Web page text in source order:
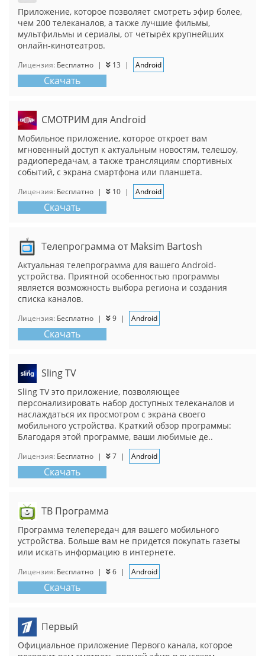
Приложение, которое позволяет смотреть эфир более,
чем 200 телеканалов, а также лучшие фильмы,
мультфильмы и сериалы, от четырёх крупнейших
онлайн-кинотеатров.
Лицензия: Бесплатно | 13 | Android
Скачать
СМОТРИМ для Android
Мобильное приложение, которое откроет вам
мгновенный доступ к актуальным новостям, телешоу,
радиопередачам, а также трансляциям спортивных
событий, с экрана смартфона или планшета.
Лицензия: Бесплатно | 10 | Android
Скачать
Телепрограмма от Maksim Bartosh
Актуальная телепрограмма для вашего Android-
устройства. Приятной особенностью программы
является возможность выбора региона и создания
списка каналов.
Лицензия: Бесплатно | 9 | Android
Скачать
Sling TV
Sling TV это приложение, позволяющее
персонализировать набор доступных телеканалов и
наслаждаться их просмотром с экрана своего
мобильного устройства. Краткий обзор программы:
Благодаря этой программе, ваши любимые де..
Лицензия: Бесплатно | 7 | Android
Скачать
ТВ Программа
Программа телепередач для вашего мобильного
устройства. Больше вам не придется покупать газеты
или искать информацию в интернете.
Лицензия: Бесплатно | 6 | Android
Скачать
Первый
Официальное приложение Первого канала, которое